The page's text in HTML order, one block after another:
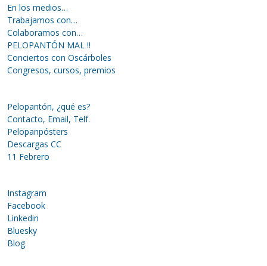
En los medios…
Trabajamos con…
Colaboramos con…
PELOPANTÓN MAL !!
Conciertos con Oscárboles
Congresos, cursos, premios
Pelopantón, ¿qué es?
Contacto, Email, Telf.
Pelopanpósters
Descargas CC
11 Febrero
Instagram
Facebook
Linkedin
Bluesky
Blog